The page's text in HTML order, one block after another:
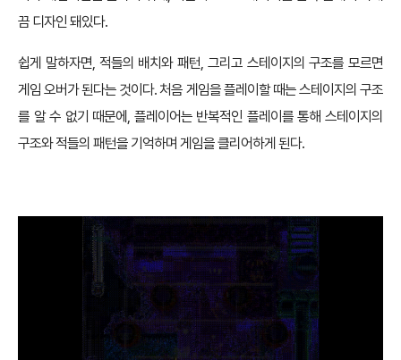
끔 디자인 돼있다.
쉽게 말하자면, 적들의 배치와 패턴, 그리고 스테이지의 구조를 모르면
게임 오버가 된다는 것이다. 처음 게임을 플레이할 때는 스테이지의 구조
를 알 수 없기 때문에, 플레이어는 반복적인 플레이를 통해 스테이지의
구조와 적들의 패턴을 기억하며 게임을 클리어하게 된다.